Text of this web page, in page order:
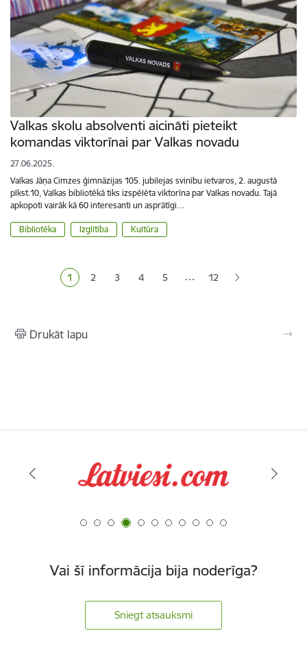
Valkas skolu absolventi aicināti pieteikt
komandas viktorīnai par Valkas novadu
27.06.2025.
Valkas Jāņa Cimzes ģimnāzijas 105. jubilejas svinību ietvaros, 2. augustā
plkst.10, Valkas bibliotēkā tiks izspēlēta viktorīna par Valkas novadu. Tajā
apkopoti vairāk kā 60 interesanti un asprātīgi…
Bibliotēka Izglītība Kultūra
Pašreizējā lapa
1 Lapa
2 Lapa
3 Lapa
4 Lapa
5 … 12
Drukāt lapu
Vai šī informācija bija noderīga?
Sniegt atsauksmi